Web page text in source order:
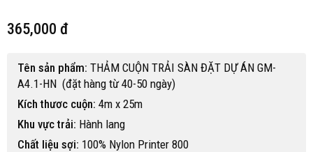
365,000 đ
Tên sản phẩm: THẢM CUỘN TRẢI SÀN ĐẶT DỰ ÁN GM-
A4.1-HN (đặt hàng từ 40-50 ngày)
Kích thươc cuộn: 4m x 25m
Khu vực trải: Hành lang
Chất liệu sợi: 100% Nylon Printer 800